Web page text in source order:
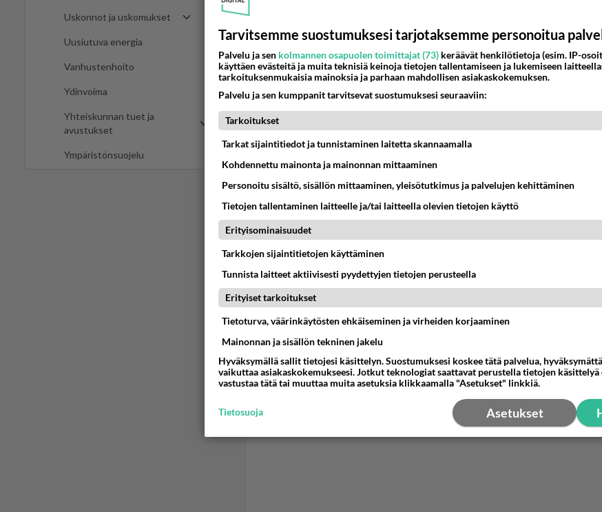
Uskonnot ja uskomukset
Uusiutuva energia
Vanhustenhoito
Ydinvoima
Yhteiskunnan tuet ja
avustukset
Ympäristönsuojelu
Anonyymi00005 kirjoitti:
Kokoomus kaikesta huolimatta "runttasi" esityksen läpi. Purra on
seurauksista.
Lue lisää
Purra tiesi myös
mutta persut salaavat asian
Äänestä
Anonyymi00003
2026-07-08 15:16:22
asunnottomalle pientuloiselle köyhälle kansalle. Pitää olla
raharikkaissa piireissä, niin sitten on kokoomuksen persujen
auki ja muistat nuolla myös.
Äänestä
Tarvitsemme suostumuksesi tarjotaksemme personoitua
Palvelu ja sen kolmannen osapuolen toimittajat (73) keräävät henkilötietoja (esim. IP-
käyttäen evästeitä ja muita teknisiä keinoja tietojen tallentamiseen ja lukemiseen
tarkoituksenmukaisia mainoksia ja parhaan mahdollisen asiakaskokemuksen.
Palvelu ja sen kumppanit tarvitsevat suostumuksesi seuraaviin:
Tarkoitukset
Tarkat sijaintitiedot ja tunnistaminen laitetta skannaamalla
Kohdennettu mainonta ja mainonnan mittaaminen
Personoitu sisältö, sisällön mittaaminen, yleisötutkimus ja palvelujen kehittäminen
Tietojen tallentaminen laitteelle ja/tai laitteella olevien tietojen käyttö
Erityisominaisuudet
Tarkkojen sijaintitietojen käyttäminen
Tunnista laitteet aktiivisesti pyydettyjen tietojen perusteella
Erityiset tarkoitukset
Tietoturva, väärinkäytösten ehkäiseminen ja virheiden korjaaminen
Mainonnan ja sisällön tekninen jakelu
Hyväksymällä sallit tietojesi käsittelyn. Suostumuksesi koskee tätä palvelua,
vaikuttaa asiakaskokemukseesi. Jotkut teknologiat saattavat perustella tietojen
vastustaa tätä tai muuttaa muita asetuksia klikkaamalla "Asetukset" linkkiä.
Asetukset
Tietosuoja